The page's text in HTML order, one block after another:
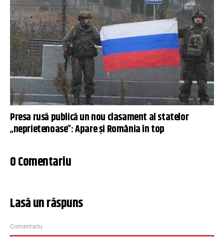
Presa rusă publică un nou clasament al statelor
„neprietenoase”: Apare și România în top
0 Comentariu
Lasă un răspuns
Comentariu